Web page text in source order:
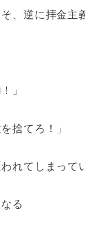
、逆に拝金主
」
捨てろ！」
れてしまって
る